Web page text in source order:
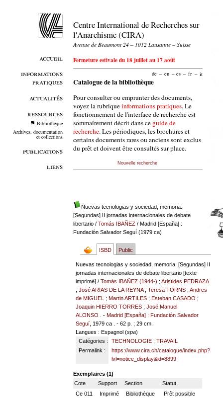
accueil
informations
pratiques
actualités
ressources
Bibliothèque
Archives, documentation
et collections
publications
liens
Centre International de Recherches sur
l'Anarchisme (CIRA)
Avenue de Beaumont 24 – 1012 Lausanne – Suisse
Fermeture estivale du 18 juillet au 17 août
de – en – es – fr – it
Catalogue de la bibliothèque
Pour consulter ou emprunter des documents,
voyez la rubriqueinformations pratiques. Le
fonctionnement de l'interface de recherche est
sommairement décrit dans ce guide de
recherche. Les périodiques, les brochures et
certains documents rares ou anciens sont exclus
du prêt et doivent être consultés sur place.
Nouvelle recherche
Nuevas tecnologias y sociedad, memoria.
[Segundas] II jornadas internacionales de debate
libertario/ Tomás IBAÑEZ/ Madrid [España] :
Fundación Salvador Seguí (1979 ca)
ISBD Public
Nuevas tecnologias y sociedad, memoria. [Segundas] II
jornadas internacionales de debate libertario [texte
imprimé] /Tomás IBAÑEZ (1944-) ;Aristides PEDRAZA
;José ARIAS DE LA REYNA;Teresa TORNS ;Andres
de MIGUEL
;Martin ARTILES ;Esteban CASADO ;
Joaquin HIERRO TORRES ;José Manuel
ALONSO
. -Madrid [España] : Fundación Salvador
Seguí , 1979 ca . - 62 p. ; 29 cm.
Langues : Espagnol (spa)
Catégories :
TECHNOLOGIE; TRAVAIL
Permalink :
https://www.cira.ch/catalogue/index.php?
lvl=notice_display&id=8899
Exemplaires (1)
Cote
Support Section
Statut
Ce 011
Imprimé Bibliothèque Prêt possible